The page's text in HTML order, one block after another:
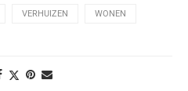
VERHUIZEN WONEN